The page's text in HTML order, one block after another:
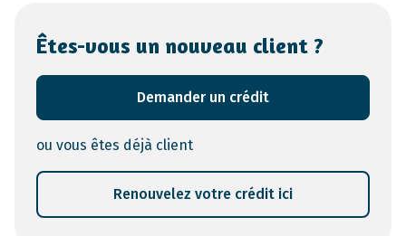
Êtes-vous un nouveau client ?
Demander un crédit
ou vous êtes déjà client
Renouvelez votre crédit ici